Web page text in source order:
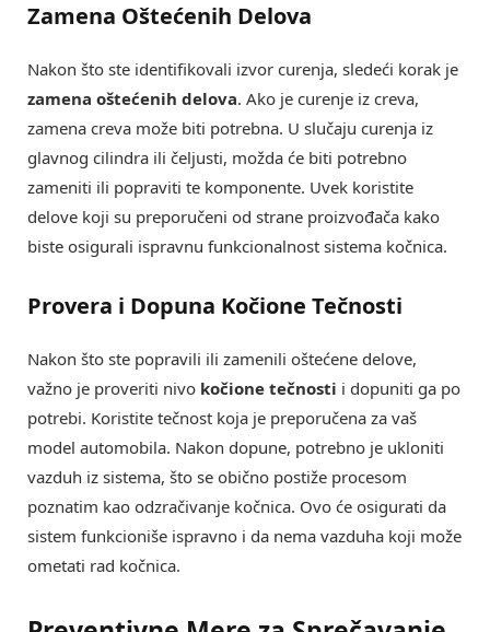
Zamena Oštećenih Delova
Nakon što ste identifikovali izvor curenja, sledeći korak je
zamena oštećenih delova. Ako je curenje iz creva,
zamena creva može biti potrebna. U slučaju curenja iz
glavnog cilindra ili čeljusti, možda će biti potrebno
zameniti ili popraviti te komponente. Uvek koristite
delove koji su preporučeni od strane proizvođača kako
biste osigurali ispravnu funkcionalnost sistema kočnica.
Provera i Dopuna Kočione Tečnosti
Nakon što ste popravili ili zamenili oštećene delove,
važno je proveriti nivo kočione tečnosti i dopuniti ga po
potrebi. Koristite tečnost koja je preporučena za vaš
model automobila. Nakon dopune, potrebno je ukloniti
vazduh iz sistema, što se obično postiže procesom
poznatim kao odzračivanje kočnica. Ovo će osigurati da
sistem funkcioniše ispravno i da nema vazduha koji može
ometati rad kočnica.